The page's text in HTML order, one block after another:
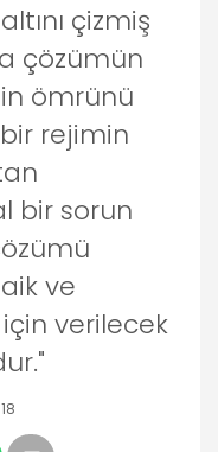
çizmiş
çözümün
ömrünü
rejimin
bir sorun
ve
verilecek